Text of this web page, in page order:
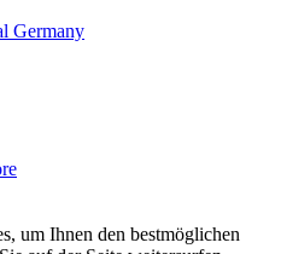
um Ihnen den bestmöglichen